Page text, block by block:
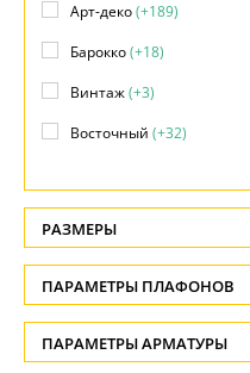
Арт-деко(+189)
Барокко(+18)
Винтаж(+3)
Восточный (+32)
Замковый(+48)
Индустриальный(+23)
Кантри(+139)
Классический(+601)
РАЗМЕРЫ
Высота, см
-
Глубина, см
ПАРАМЕТРЫ ПЛАФОНОВ
ФОРМА ПЛАФОНА
ПАРАМЕТРЫ АРМАТУРЫ